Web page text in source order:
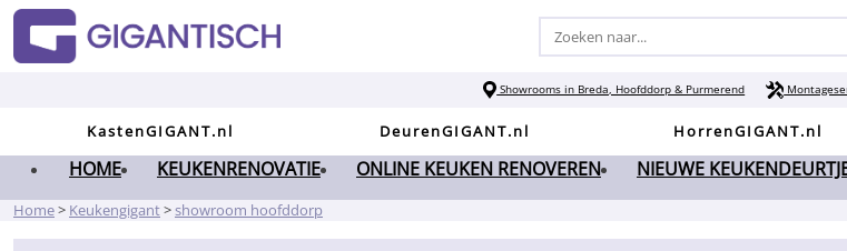
Showrooms in Breda, Hoofddorp & Purmerend
KastenGIGANT.nl DeurenGIGANT.nl HorrenGIGANT.nl
HOME KEUKENRENOVATIE ONLINE KEUKEN RENOVEREN NIEUWE
Home> Keukengigant>showroom hoofddorp